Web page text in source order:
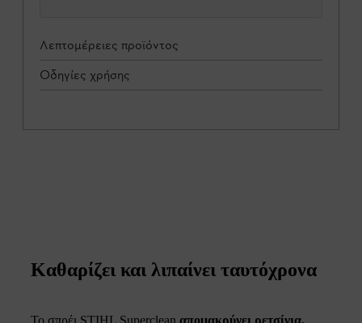
Λεπτομέρειες προϊόντος
Οδηγίες χρήσης
Καθαρίζει και λιπαίνει ταυτόχρονα